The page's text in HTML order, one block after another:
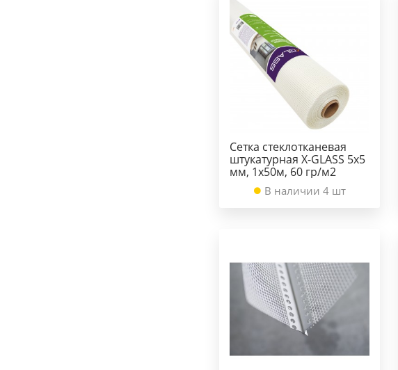
Сетка стеклотканевая
штукатурная X-GLASS 5х5
мм, 1х50м, 60 гр/м2
В наличии 4 шт